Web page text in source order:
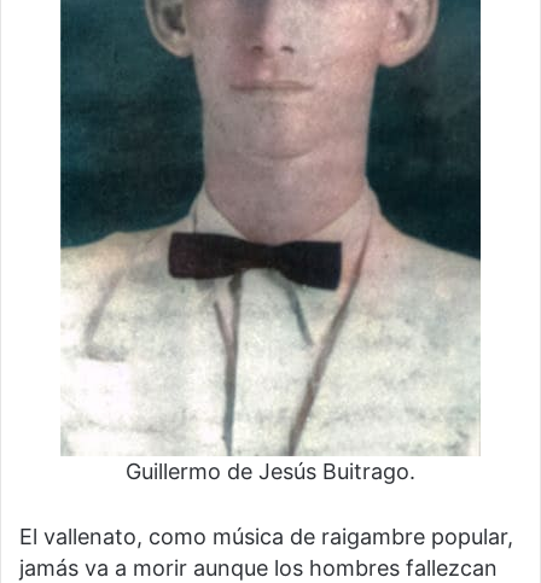
Guillermo de Jesús Buitrago.
El vallenato, como música de raigambre popular,
jamás va a morir aunque los hombres fallezcan